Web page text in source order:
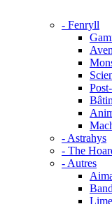
- Fenryll
- Astrahys
- The
- Autres